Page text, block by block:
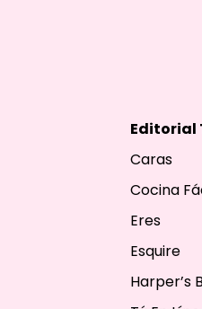
Editorial
Caras
Cocina
Eres
Esquire
Harper’s